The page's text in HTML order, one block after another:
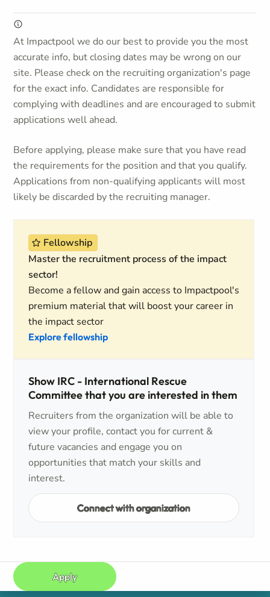
At Impactpool we do our best to provide you the most
accurate info, but closing dates may be wrong on our
site. Please check on the recruiting organization's page
for the exact info. Candidates are responsible for
complying with deadlines and are encouraged to submit
applications well ahead.
Before applying, please make sure that you have read
the requirements for the position and that you qualify.
Applications from non-qualifying applicants will most
likely be discarded by the recruiting manager.
Fellowship
Master the recruitment process of the impact
sector!
Become a fellow and gain access to Impactpool's
premium material that will boost your career in
the impact sector
Explore fellowship
Show IRC - International Rescue
Committee that you are interested in them
Recruiters from the organization will be able to
view your profile, contact you for current &
future vacancies and engage you on
opportunities that match your skills and
interest.
Connect with organization
Apply